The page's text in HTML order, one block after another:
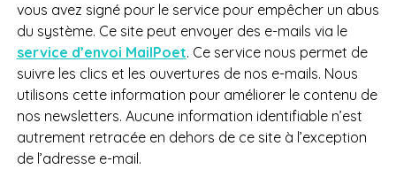
vous avez signé pour le service pour empêcher un abus
du système. Ce site peut envoyer des e-mails via le
service d’envoi MailPoet. Ce service nous permet de
suivre les clics et les ouvertures de nos e-mails. Nous
utilisons cette information pour améliorer le contenu de
nos newsletters. Aucune information identifiable n’est
autrement retracée en dehors de ce site à l’exception
de l’adresse e-mail.